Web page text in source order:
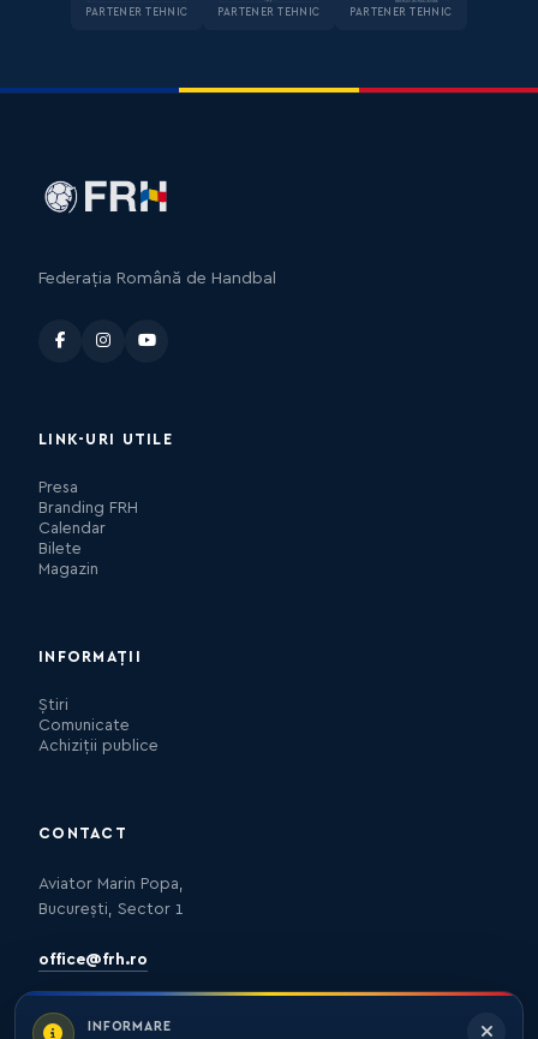
PARTENER TEHNIC PARTENER TEHNIC PARTENER TEHNIC
INFORMARE
Federația Română de Handbal
LINK-URI UTILE
Presa
Branding FRH
Calendar
Bilete
Magazin
INFORMAȚII
Știri
Comunicate
Achiziții publice
CONTACT
Aviator Marin Popa,
București, Sector 1
office@frh.ro